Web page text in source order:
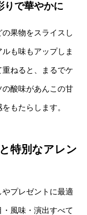
りで華やかに
果物をスライスし
も味もアップしま
ねると、まるでケ
酸味があんこの甘
もたらします。
特別なアレン
プレゼントに最適
風味・演出すべて